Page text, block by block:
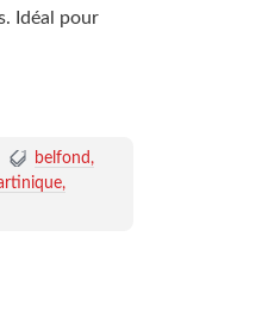
Idéal pour
belfond